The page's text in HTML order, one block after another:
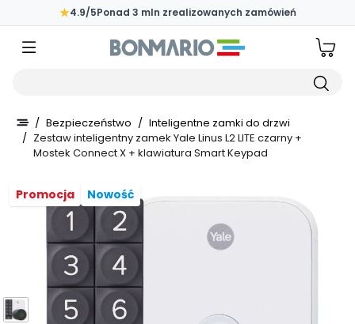
Przejdź do głównej zawartości strony
★4.9/5Ponad 3 mln zrealizowanych zamówień
/ Bezpieczeństwo / Inteligentne zamki do drzwi
/ Zestaw inteligentny zamek Yale Linus L2 LITE czarny +
Mostek Connect X + klawiatura Smart Keypad
Promocja Nowość